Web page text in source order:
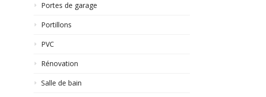
Portes de garage
Portillons
PVC
Rénovation
Salle de bain